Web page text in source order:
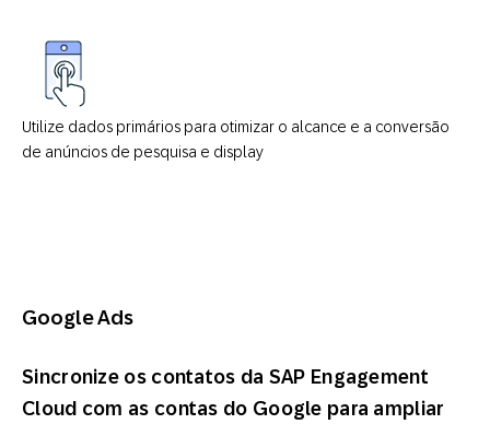
Utilize dados primários para otimizar o alcance e a conversão
de anúncios de pesquisa e display
Google Ads
Sincronize os contatos da SAP Engagement
Cloud com as contas do Google para ampliar